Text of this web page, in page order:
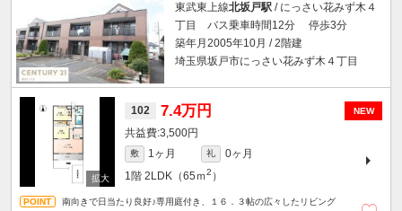
東武東上線北坂戸駅 / にっさい花みず木４
丁目 バス乗車時間12分 停歩3分
築年月2005年10月 / 2階建
埼玉県坂戸市にっさい花みず木４丁目
NEW
102 7.4万円
3,500円
敷 1ヶ月 礼
0ヶ月
1階 2LDK（65ｍ2 ）
南向きで日当たり良好♪専用庭付き、１６．３帖の広々したリビング